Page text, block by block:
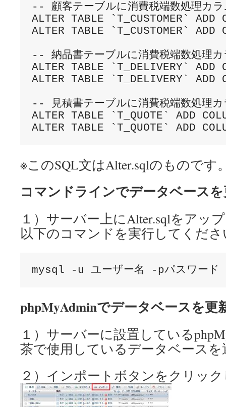
-- 顧客テーブルに消費税端数処理カ
ALTER TABLE `T_CUSTOMER`
ALTER TABLE `T_CUSTOMER`
-- 納品書テーブルに消費税端数処理
ALTER TABLE `T_DELIVERY`
ALTER TABLE `T_DELIVERY` ADD
-- 見積書テーブルに消費税端数処理カ
ALTER TABLE `T_QUOTE` ADD
※このSQL文はAlter.sqlのものです
コマンドラインでデータベース
１）サーバー上にAlter.sqlをアッ
以下のコマンドを実行してくださ
phpMyAdminでデータベースを更
１）サーバーに設置している
茶で使用しているデータベース
２）インポートボタンをクリッ